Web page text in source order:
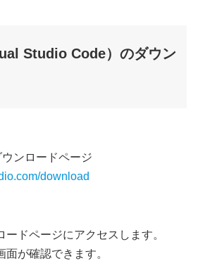
Studio Code）のダウン
ンロードページ
download
ードページにアクセスします。
が確認できます。